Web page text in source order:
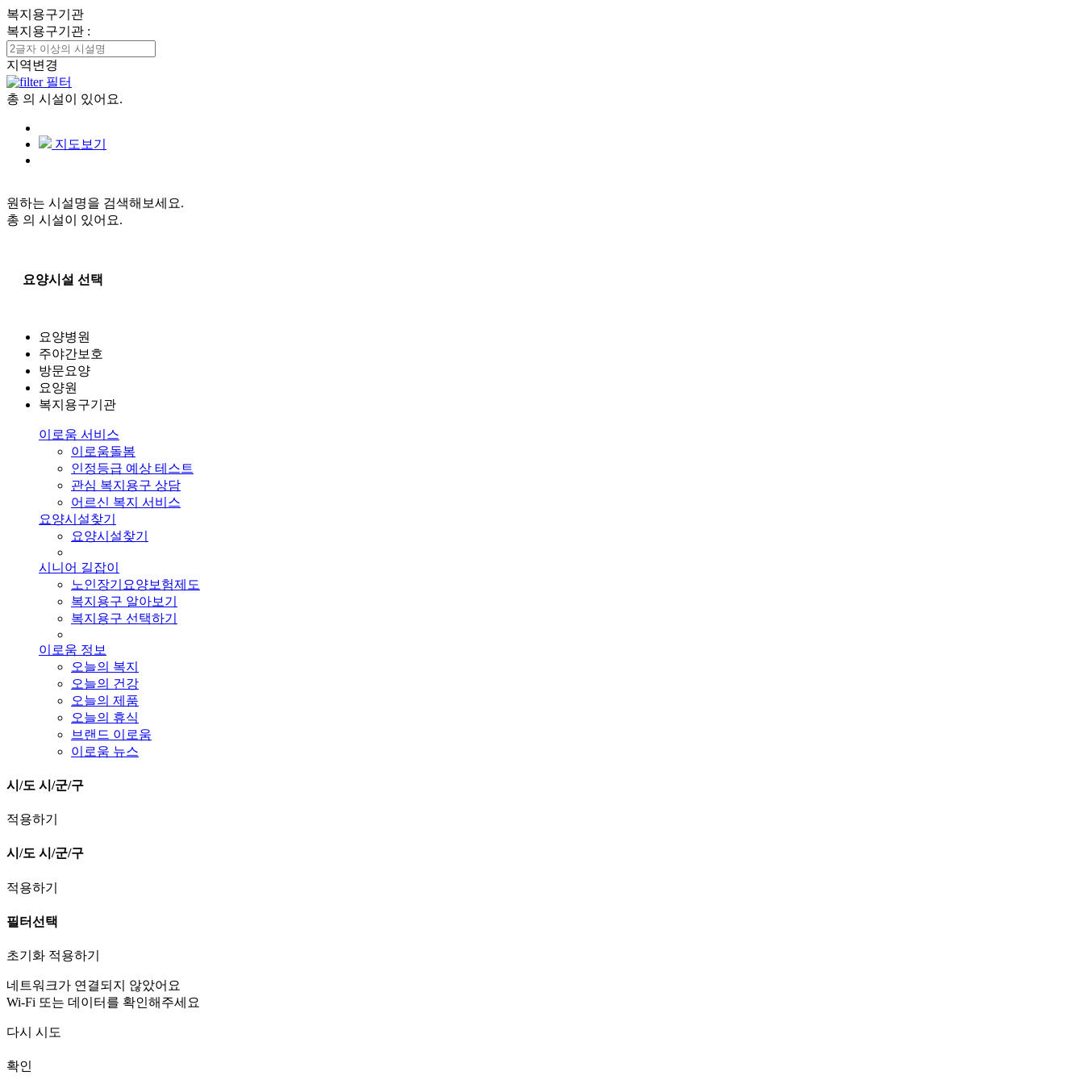
복지용구기관
복지용구기관 :
지역변경
필터
총 의 시설이 있어요.
지도보기
원하는 시설명을 검색해보세요.
총 의 시설이 있어요.
요양시설 선택
요양병원
주야간보호
방문요양
요양원
복지용구기관
이로움 서비스
이로움돌봄
인정등급 예상 테스트
관심 복지용구 상담
어르신 복지 서비스
요양시설찾기
요양시설찾기
시니어 길잡이
노인장기요양보험제도
복지용구 알아보기
복지용구 선택하기
이로움 정보
오늘의 복지
오늘의 건강
오늘의 제품
오늘의 휴식
브랜드 이로움
이로움 뉴스
시/도 시/군/구
적용하기
시/도 시/군/구
적용하기
필터선택
초기화 적용하기
네트워크가 연결되지 않았어요
Wi-Fi 또는 데이터를 확인해주세요
다시 시도
확인